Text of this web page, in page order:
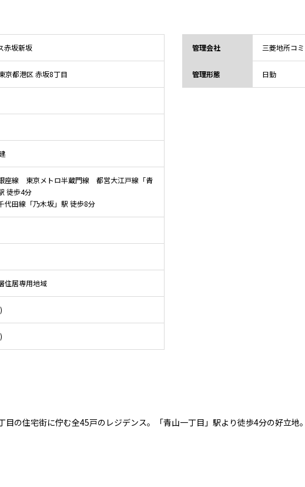
赤坂新坂
京都港区 赤坂8丁目
座線 東京メトロ半蔵門線 都営大江戸線「青
徒歩4分
代田線「乃木坂」駅 徒歩8分
住居専用地域
管理会社 三菱地所コ
管理形態 日勤
目の住宅街に佇む全45戸のレジデンス。「青山一丁目」駅より徒歩4分の好立